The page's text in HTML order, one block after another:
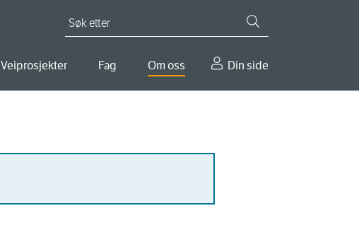
Veiprosjekter Fag Om oss Din side